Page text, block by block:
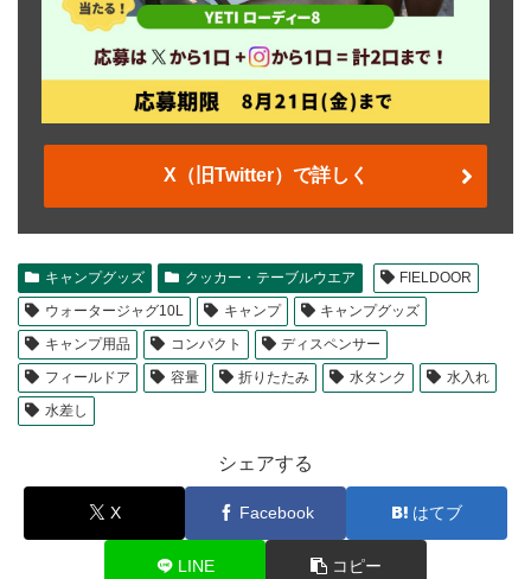
X（旧Twitter）で詳しく
キャンプグッズ クッカー・テーブルウエア
FIELDOOR
ウォータージャグ10L
キャンプ
キャンプグッズ
キャンプ用品
コンパクト
ディスペンサー
フィールドア
容量 折りたたみ 水タンク
水入れ
水差し
シェアする
X Facebook はてブ
LINE コピー